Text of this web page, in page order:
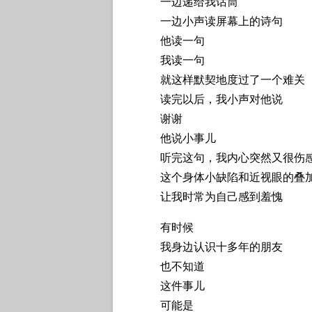
一边小声读屏幕上的诗句
他读一句
我读一句
就这样默契地度过了一个难关
读完以后，我小声对他说
谢谢
他说小事儿
听完这句，我内心突然又很伤
这个身体小缺陷和近视眼的叠
让我时常为自己感到羞愧
有时候
我身边认识十多年的朋友
也不知道
这件事儿
可能是